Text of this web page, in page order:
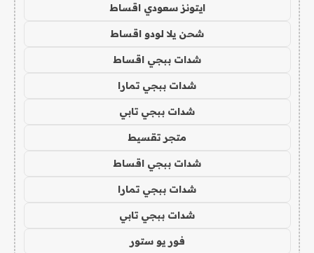
ايتونز سعودي اقساط
شحن يلا لودو اقساط
شدات ببجي اقساط
شدات ببجي تمارا
شدات ببجي تابي
متجر تقسيط
شدات ببجي اقساط
شدات ببجي تمارا
شدات ببجي تابي
فور يو ستور